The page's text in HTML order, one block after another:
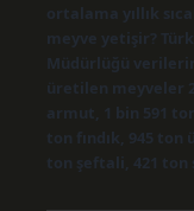
ortalama yıllık
meyve yetişir?
Müdürlüğü
üretilen meyveler
armut, 1 bin 591
ton fındık, 945 ton
ton şeftali, 421 ton